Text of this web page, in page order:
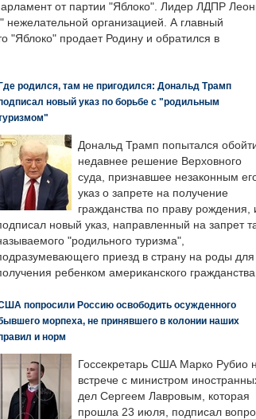
от партии "Яблоко". Лидер ЛДПР
нежелательной организацией. А главный
"Яблоко" продает Родину и обратился в
родился, там не пригодился: Дональд Трамп
новый указ по борьбе с "родильным
Дональд Трамп попытался
недавнее решение Верховного
суда, признавшее незаконным
указ о запрете на получение
гражданства по праву рождения,
новый указ, направленный на запрет
"родильного туризма",
приезд в страну на роды для
ребенком американского
попросили Россию освободить осужденного
морпеха, не принявшего в колонии наших
и норм
Госсекретарь США Марко Рубио
встрече с министром
дел Сергеем Лавровым, которая
прошла 23 июля, подписал